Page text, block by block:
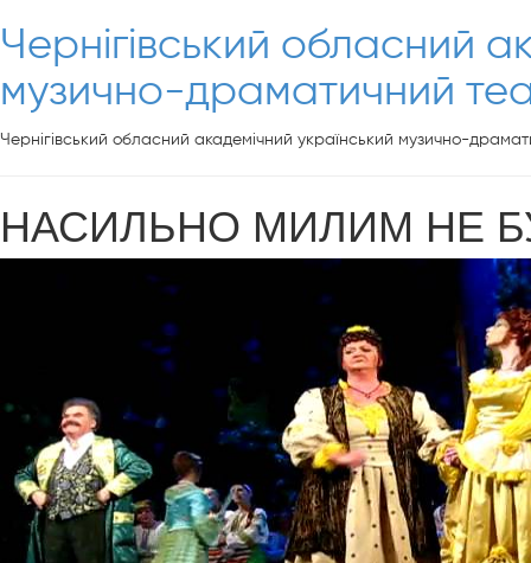
Чернігівський обласний
музично-драматичний
Чернігівський обласний академічний український музично-
НАСИЛЬНО МИЛИМ НЕ